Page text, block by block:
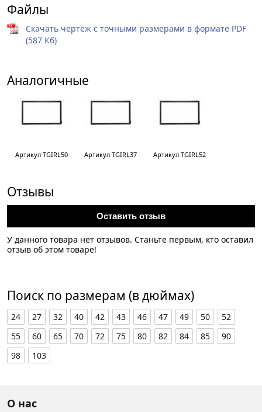
Файлы
Скачать чертеж с точными размерами в формате PDF
(587 Кб)
Аналогичные
Артикул TGIRL50 Артикул TGIRL37 Артикул TGIRL52
Отзывы
Оставить отзыв
У данного товара нет отзывов. Станьте первым, кто оставил
отзыв об этом товаре!
Поиск по размерам (в дюймах)
24 27 32 40 42 43 46 47 49 50
52
55
60 65 70 72 75 80 82 84 85
90
98
103
О нас